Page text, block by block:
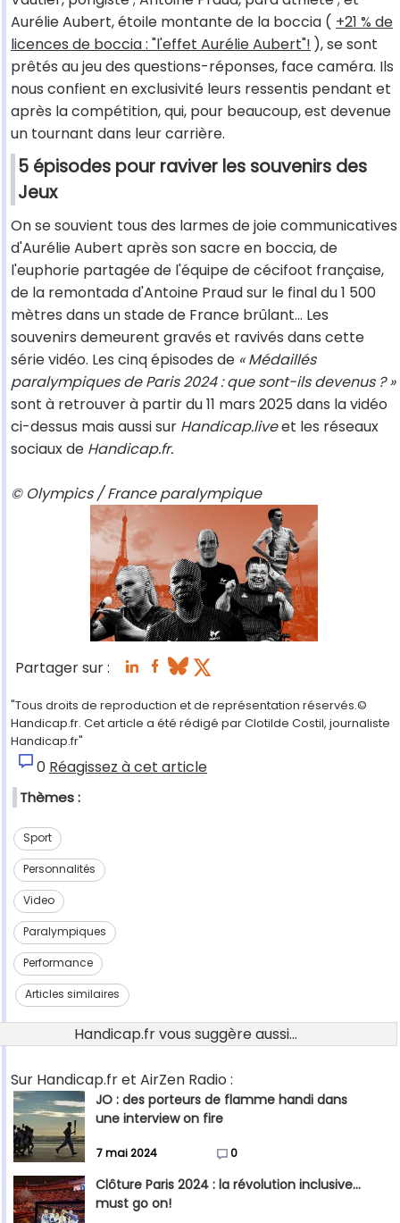
Aurélie Aubert, étoile montante de la boccia ( +21 % de
licences de boccia : "l'effet Aurélie Aubert"! ), se sont
prêtés au jeu des questions-réponses, face caméra. Ils
nous confient en exclusivité leurs ressentis pendant et
après la compétition, qui, pour beaucoup, est devenue
un tournant dans leur carrière.
5 épisodes pour raviver les souvenirs des
Jeux
On se souvient tous des larmes de joie communicatives
d'Aurélie Aubert après son sacre en boccia, de
l'euphorie partagée de l'équipe de cécifoot française,
de la remontada d'Antoine Praud sur le final du 1 500
mètres dans un stade de France brûlant… Les
souvenirs demeurent gravés et ravivés dans cette
série vidéo. Les cinq épisodes de « Médaillés
paralympiques de Paris 2024 : que sont-ils devenus ? »
sont à retrouver à partir du 11 mars 2025 dans la vidéo
ci-dessus mais aussi sur Handicap.liveet les réseaux
sociaux de Handicap.fr.
© Olympics / France paralympique
Partager sur :
"Tous droits de reproduction et de représentation réservés.©
Handicap.fr. Cet article a été rédigé par Clotilde Costil, journaliste
Handicap.fr"
0 Réagissez à cet article
Thèmes :
Sport
Personnalités
Video
Paralympiques
Performance
Articles similaires
Handicap.fr vous suggère aussi...
Sur Handicap.fr et AirZen Radio :
JO : des porteurs de flamme handi dans
une interview on fire
7 mai 2024 0
Clôture Paris 2024 : la révolution inclusive...
must go on!